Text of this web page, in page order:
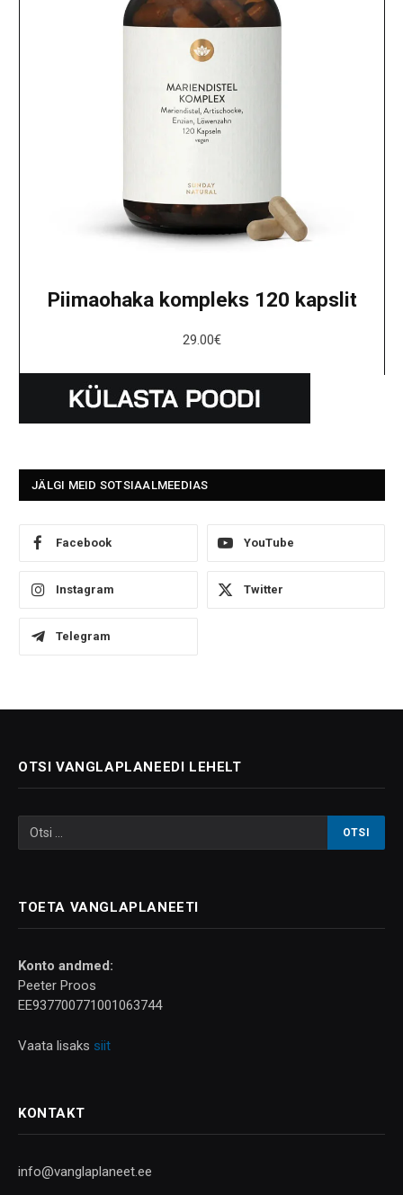
Piimaohaka kompleks 120 kapslit
29.00€
JÄLGI MEID SOTSIAALMEEDIAS
Facebook YouTube
Instagram Twitter
Telegram
OTSI VANGLAPLANEEDI LEHELT
TOETA VANGLAPLANEETI
Konto andmed:
Peeter Proos
EE937700771001063744
Vaata lisaks siit
KONTAKT
info@vanglaplaneet.ee